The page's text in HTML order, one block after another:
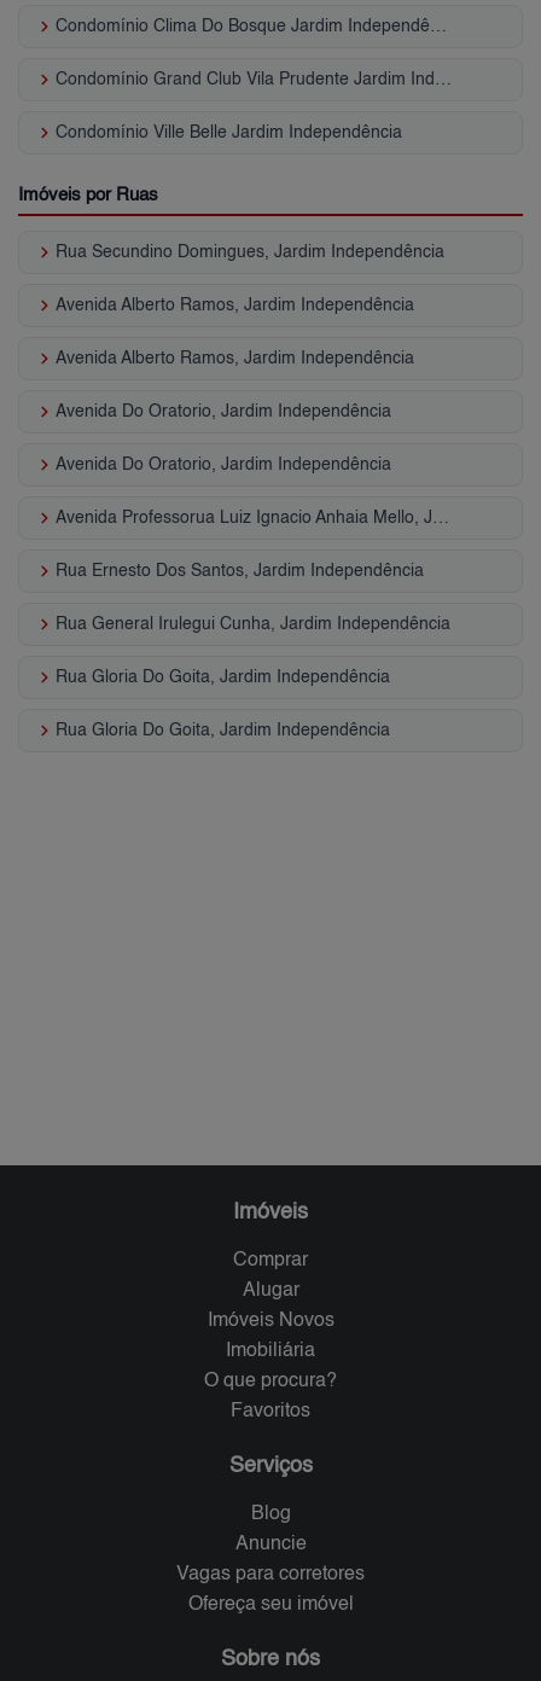
keyboard_arrow_right
keyboard_arrow_right
keyboard_arrow_right Condomínio Ville Belle Jardim Independência
Imóveis por Ruas
keyboard_arrow_right Rua Secundino Domingues, Jardim Independência
keyboard_arrow_right Avenida Alberto Ramos, Jardim Independência
keyboard_arrow_right Avenida Alberto Ramos, Jardim Independência
keyboard_arrow_right Avenida Do Oratorio, Jardim Independência
keyboard_arrow_right Avenida Do Oratorio, Jardim Independência
keyboard_arrow_right
keyboard_arrow_right Rua Ernesto Dos Santos, Jardim Independência
keyboard_arrow_right Rua General Irulegui Cunha, Jardim Independência
keyboard_arrow_right Rua Gloria Do Goita, Jardim Independência
keyboard_arrow_right Rua Gloria Do Goita, Jardim Independência
Imóveis
Comprar
Alugar
Imóveis Novos
Imobiliária
O que procura?
Favoritos
Serviços
Blog
Anuncie
Vagas para corretores
Ofereça seu imóvel
Sobre nós